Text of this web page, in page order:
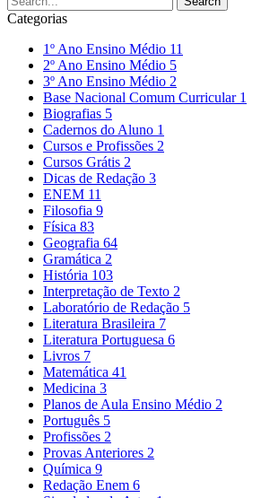
Categorias
1º Ano Ensino Médio 11
2º Ano Ensino Médio 5
3º Ano Ensino Médio 2
Base Nacional Comum Curricular 1
Biografias 5
Cadernos do Aluno 1
Cursos e Profissões 2
Cursos Grátis 2
Dicas de Redação 3
ENEM 11
Filosofia 9
Física 83
Geografia 64
Gramática 2
História 103
Interpretação de Texto 2
Laboratório de Redação 5
Literatura Brasileira 7
Literatura Portuguesa 6
Livros 7
Matemática 41
Medicina 3
Planos de Aula Ensino Médio 2
Português 5
Profissões 2
Provas Anteriores 2
Química 9
Redação Enem 6